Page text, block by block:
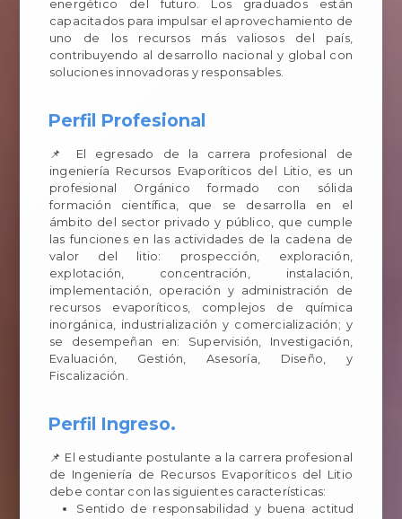
energético del futuro. Los graduados están
capacitados para impulsar el aprovechamiento de
uno de los recursos más valiosos del país,
contribuyendo al desarrollo nacional y global con
soluciones innovadoras y responsables.
Perfil Profesional
📌 El egresado de la carrera profesional de
ingeniería Recursos Evaporíticos del Litio, es un
profesional Orgánico formado con sólida
formación científica, que se desarrolla en el
ámbito del sector privado y público, que cumple
las funciones en las actividades de la cadena de
valor del litio: prospección, exploración,
explotación, concentración, instalación,
implementación, operación y administración de
recursos evaporíticos, complejos de química
inorgánica, industrialización y comercialización; y
se desempeñan en: Supervisión, Investigación,
Evaluación, Gestión, Asesoría, Diseño, y
Fiscalización.
Perfil Ingreso.
📌 El estudiante postulante a la carrera profesional
de Ingeniería de Recursos Evaporíticos del Litio
debe contar con las siguientes características:
Sentido de responsabilidad y buena actitud